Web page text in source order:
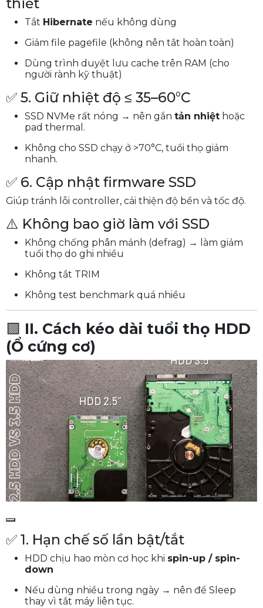
Tắt Hibernate nếu không dùng
Giảm file pagefile (không nên tắt hoàn toàn)
Dùng trình duyệt lưu cache trên RAM (cho
người rành kỹ thuật)
✅ 5. Giữ nhiệt độ ≤ 35–60°C
SSD NVMe rất nóng → nên gắn tản nhiệt hoặc
pad thermal.
Không cho SSD chạy ở >70°C, tuổi thọ giảm
nhanh.
✅ 6. Cập nhật firmware SSD
Giúp tránh lỗi controller, cải thiện độ bền và tốc độ.
⚠️ Không bao giờ làm với SSD
Không chống phân mảnh (defrag) → làm giảm
tuổi thọ do ghi nhiều
Không tắt TRIM
Không test benchmark quá nhiều
🟩 II. Cách kéo dài tuổi thọ HDD
(Ổ cứng cơ)
✅ 1. Hạn chế số lần bật/tắt
HDD chịu hao mòn cơ học khi spin-up / spin-
down
Nếu dùng nhiều trong ngày → nên để Sleep
thay vì tắt máy liên tục.